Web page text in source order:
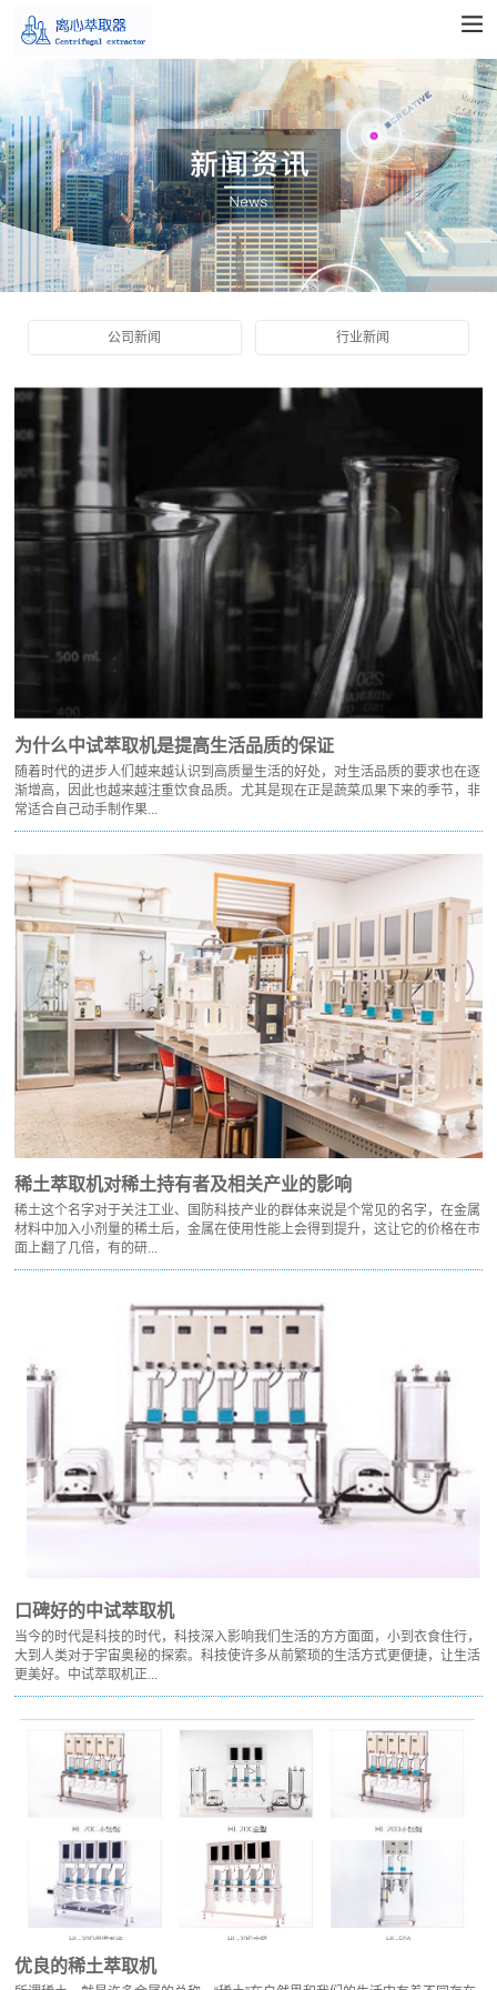
公司新闻 行业新闻
为什么中试萃取机是提高生活品质的保证
随着时代的进步人们越来越认识到高质量生活的好处，对生活品质的要求也在逐
渐增高，因此也越来越注重饮食品质。尤其是现在正是蔬菜瓜果下来的季节，非
常适合自己动手制作果...
稀土萃取机对稀土持有者及相关产业的影响
稀土这个名字对于关注工业、国防科技产业的群体来说是个常见的名字，在金属
材料中加入小剂量的稀土后，金属在使用性能上会得到提升，这让它的价格在市
面上翻了几倍，有的研...
口碑好的中试萃取机
当今的时代是科技的时代，科技深入影响我们生活的方方面面，小到衣食住行，
大到人类对于宇宙奥秘的探索。科技使许多从前繁琐的生活方式更便捷，让生活
更美好。中试萃取机正...
优良的稀土萃取机